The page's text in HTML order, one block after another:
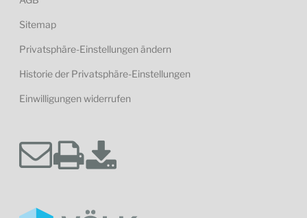
Sitemap
Privatsphäre-Einstellungen ändern
Historie der Privatsphäre-Einstellungen
Einwilligungen widerrufen